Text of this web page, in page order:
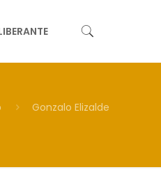
Gonzalo Elizalde